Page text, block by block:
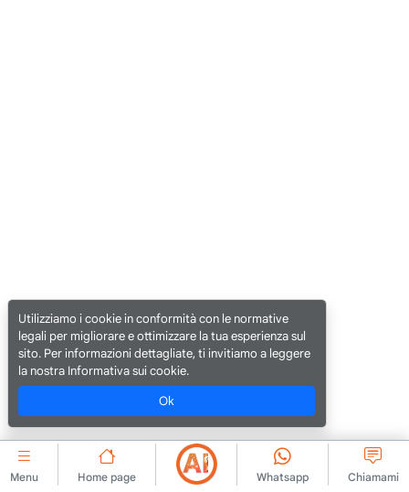
Menu Home page Whatsapp Chiamami
Utilizziamo i cookie in conformità con le normative
legali per migliorare e ottimizzare la tua esperienza sul
sito. Per informazioni dettagliate, ti invitiamo a leggere
la nostra Informativa sui cookie.
Ok